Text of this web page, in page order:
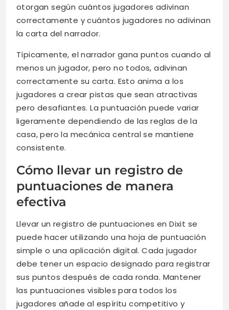
otorgan según cuántos jugadores adivinan
correctamente y cuántos jugadores no adivinan
la carta del narrador.
Típicamente, el narrador gana puntos cuando al
menos un jugador, pero no todos, adivinan
correctamente su carta. Esto anima a los
jugadores a crear pistas que sean atractivas
pero desafiantes. La puntuación puede variar
ligeramente dependiendo de las reglas de la
casa, pero la mecánica central se mantiene
consistente.
Cómo llevar un registro de
puntuaciones de manera
efectiva
Llevar un registro de puntuaciones en Dixit se
puede hacer utilizando una hoja de puntuación
simple o una aplicación digital. Cada jugador
debe tener un espacio designado para registrar
sus puntos después de cada ronda. Mantener
las puntuaciones visibles para todos los
jugadores añade al espíritu competitivo y